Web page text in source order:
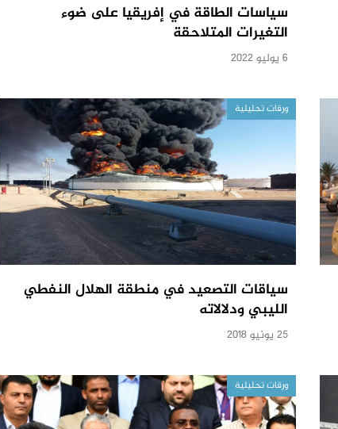
سياسات الطاقة في إفريقيا على ضوء
التغيرات المتلاحقة
6 يوليو 2022
ورقات تحليلية
سياقات التصعيد في منطقة الهلال النفطي
الليبي ودلالاته
25 يونيو 2018
ورقات تحليلية